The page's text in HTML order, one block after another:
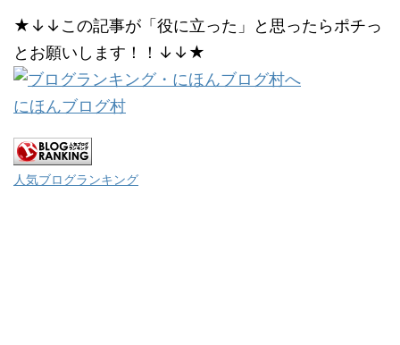
★↓↓この記事が「役に立った」と思ったらポチっ
とお願いします！！↓↓★
にほんブログ村
人気ブログランキング